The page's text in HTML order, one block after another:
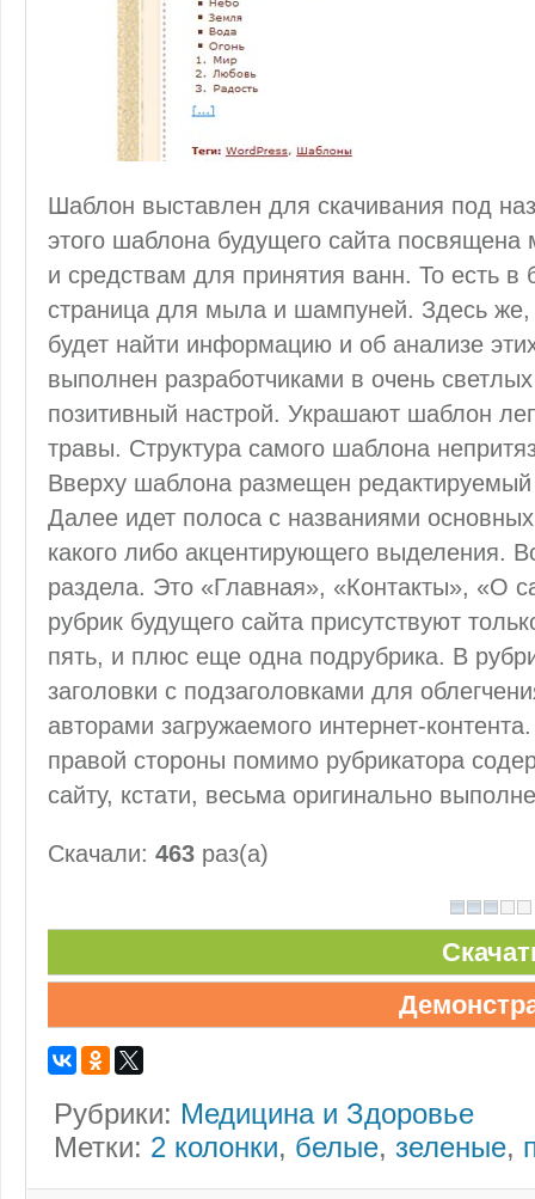
Шаблон выставлен для скачивания под
этого шаблона будущего сайта
и средствам для принятия ванн. То есть
страница для мыла и шампуней. Здесь же,
будет найти информацию и об анализе
выполнен разработчиками в очень
позитивный настрой. Украшают шаблон
травы. Структура самого шаблона
Вверху шаблона размещен
Далее идет полоса с названиями
какого либо акцентирующего выделения.
раздела. Это «Главная», «Контакты», «О
рубрик будущего сайта присутствуют
пять, и плюс еще одна подрубрика. В
заголовки с подзаголовками для
авторами загружаемого интернет-
правой стороны помимо рубрикатора
сайту, кстати, весьма оригинально
Скачали: 463 раз(а)
Рубрики: Медицина и Здоровье
Метки: 2 колонки, белые, зеленые,